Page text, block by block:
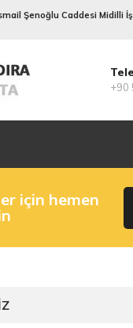
Şenoğlu Caddesi Midilli
+90
için hemen